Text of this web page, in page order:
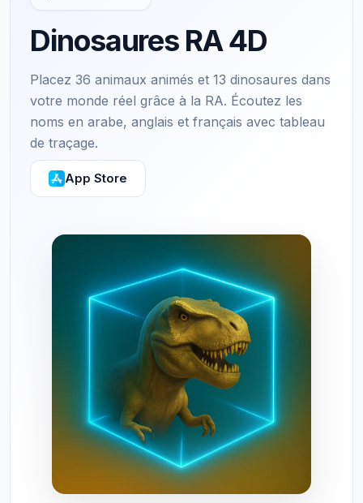
Dinosaures RA 4D
Placez 36 animaux animés et 13 dinosaures dans
votre monde réel grâce à la RA. Écoutez les
noms en arabe, anglais et français avec tableau
de traçage.
App Store